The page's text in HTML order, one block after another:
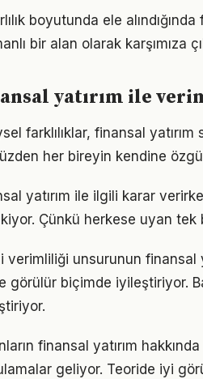
boyutunda ele
bir alan olarak karşımıza
yatırım ile
farklılıklar, finansal
her bireyin kendine
yatırım ile ilgili karar
Çünkü herkese uyan tek
verimliliği unsurunun finansal
görülür biçimde iyileştiriyor.
finansal yatırım
geliyor. Teoride iyi